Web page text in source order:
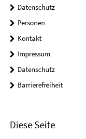
Datenschutz
Personen
Kontakt
Impressum
Datenschutz
Barrierefreiheit
Diese Seite